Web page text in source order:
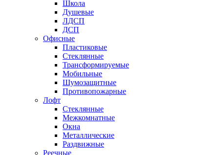
Школа
Душевые
ЛДСП
ДСП
Офисные
Пластиковые
Стеклянные
Трансформируемые
Мобильные
Шумозащитные
Противопожарные
Лофт
Стеклянные
Межкомнатные
Окна
Металлические
Раздвижные
Реечные